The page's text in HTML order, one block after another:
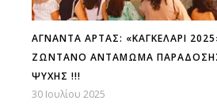
ΆΓΝΑΝΤΑ ΆΡΤΑΣ: «ΚΑΓΚΕΛΆΡΙ
ΖΩΝΤΑΝΌ ΑΝΤΆΜΩΜΑ
ΨΥΧΉΣ !!!
30 Ιουλίου 2025